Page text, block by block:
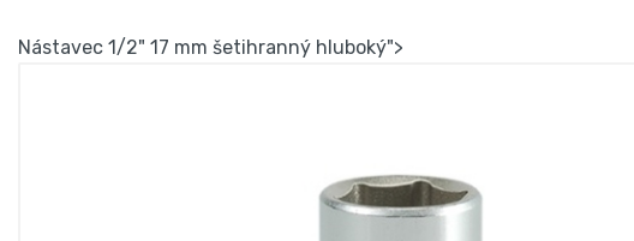
Autonabíječky
Nástavec 1/2" 17 mm šetihranný hluboký">